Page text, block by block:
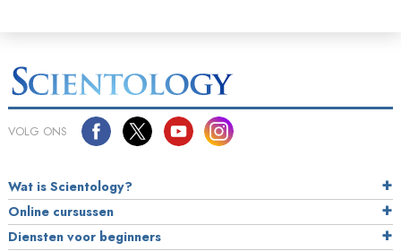
VOLG ONS
Wat is Scientology?
Online cursussen
Diensten voor beginners